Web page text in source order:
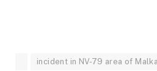
incident in NV-79 area of